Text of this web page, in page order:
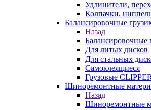
Удлинители,
Колпачки,
Балансировочные
Назад
Балансировочные
Для литых дисков
Для стальных
Самоклеящиеся
Грузовые CLIPPER
Шиноремонтные
Назад
Шиноремонтные